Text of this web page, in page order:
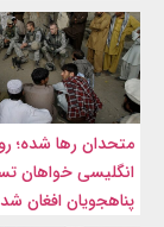
متحدان رها شده؛
انگلیسی خواهان
پناهجویان افغان شد